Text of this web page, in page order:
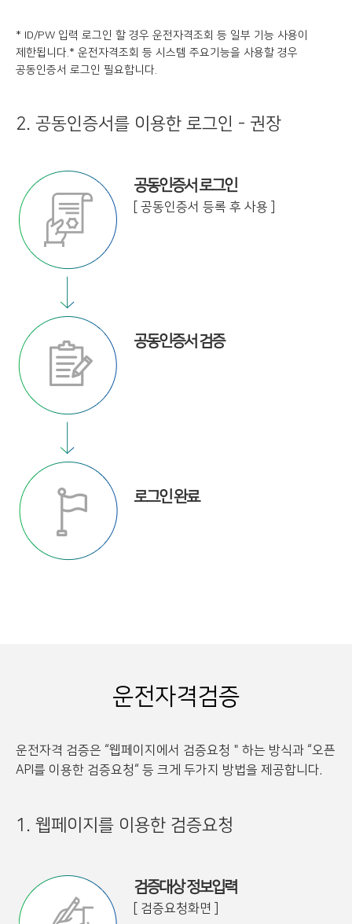
* ID/PW 입력 로그인 할 경우 운전자격조회 등 일부 기능 사용이
제한됩니다. * 운전자격조회 등 시스템 주요기능을 사용할 경우
공동인증서 로그인 필요합니다.
2. 공동인증서를 이용한 로그인 - 권장
공동인증서 로그인
[ 공동인증서 등록 후 사용 ]
공동인증서 검증
로그인 완료
운전자격검증
운전자격 검증은 “웹페이지에서 검증요청＂하는 방식과 “오픈
API를 이용한 검증요청“ 등 크게 두가지 방법을 제공합니다.
1. 웹페이지를 이용한 검증요청
검증대상 정보입력
[ 검증요청화면 ]